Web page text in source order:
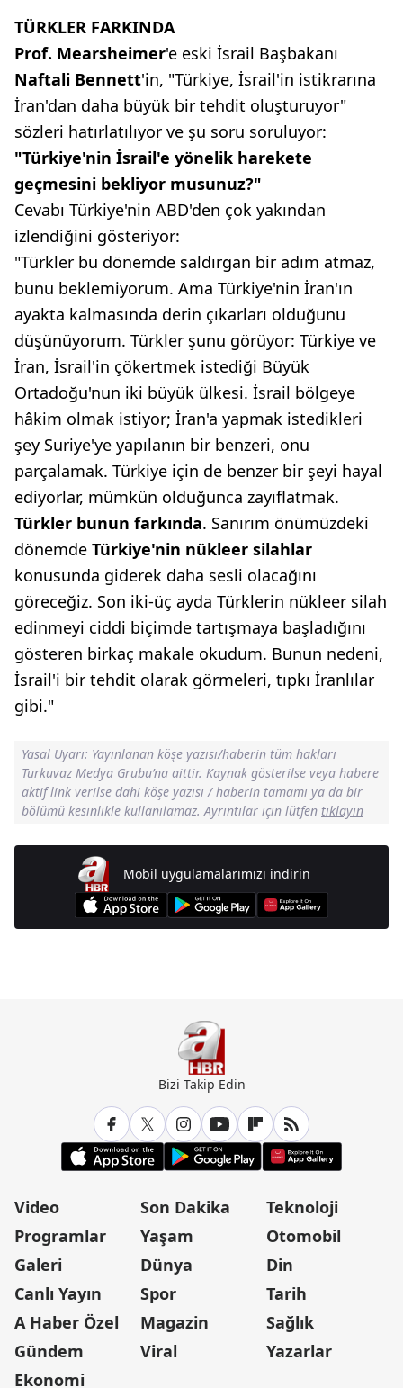
TÜRKLER FARKINDA
Prof. Mearsheimer'e eski İsrail Başbakanı
Naftali Bennett'in, "Türkiye, İsrail'in istikrarına
İran'dan daha büyük bir tehdit oluşturuyor"
sözleri hatırlatılıyor ve şu soru soruluyor:
"Türkiye'nin İsrail'e yönelik harekete
geçmesini bekliyor musunuz?"
Cevabı Türkiye'nin ABD'den çok yakından
izlendiğini gösteriyor:
"Türkler bu dönemde saldırgan bir adım atmaz,
bunu beklemiyorum. Ama Türkiye'nin İran'ın
ayakta kalmasında derin çıkarları olduğunu
düşünüyorum. Türkler şunu görüyor: Türkiye ve
İran, İsrail'in çökertmek istediği Büyük
Ortadoğu'nun iki büyük ülkesi. İsrail bölgeye
hâkim olmak istiyor; İran'a yapmak istedikleri
şey Suriye'ye yapılanın bir benzeri, onu
parçalamak. Türkiye için de benzer bir şeyi hayal
ediyorlar, mümkün olduğunca zayıflatmak.
Türkler bunun farkında. Sanırım önümüzdeki
dönemde Türkiye'nin nükleer silahlar
konusunda giderek daha sesli olacağını
göreceğiz. Son iki-üç ayda Türklerin nükleer silah
edinmeyi ciddi biçimde tartışmaya başladığını
gösteren birkaç makale okudum. Bunun nedeni,
İsrail'i bir tehdit olarak görmeleri, tıpkı İranlılar
gibi."
Yasal Uyarı: Yayınlanan köşe yazısı/haberin tüm hakları
Turkuvaz Medya Grubu’na aittir. Kaynak gösterilse veya habere
aktif link verilse dahi köşe yazısı / haberin tamamı ya da bir
bölümü kesinlikle kullanılamaz. Ayrıntılar için lütfen tıklayın
Mobil uygulamalarımızı indirin
Bizi Takip Edin
Video
Programlar
Galeri
Canlı Yayın
A Haber Özel
Gündem
Ekonomi
Son Dakika
Yaşam
Dünya
Spor
Magazin
Viral
Teknoloji
Otomobil
Din
Tarih
Sağlık
Yazarlar